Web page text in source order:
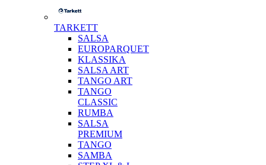
TARKETT
SALSA
EUROPARQUET
KLASSIKA
SALSA ART
TANGO ART
TANGO
CLASSIC
RUMBA
SALSA
PREMIUM
TANGO
SAMBA